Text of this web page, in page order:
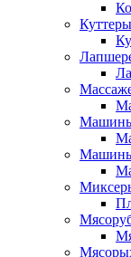
Куттеры
Машины
Машины